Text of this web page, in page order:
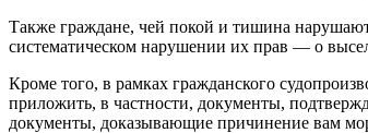
Также граждане, чей покой и тишина
систематическом нарушении их прав — о
Кроме того, в рамках гражданского
приложить, в частности, документы,
документы, доказывающие причинение вам